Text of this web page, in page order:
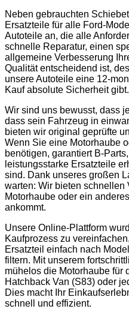
Neben gebrauchten
Ersatzteile für alle Ford-
Autoteile an, die alle
schnelle Reparatur, einen
allgemeine Verbesserung
Qualität entscheidend ist,
unsere Autoteile eine 12-
Kauf absolute Sicherheit gibt.
Wir sind uns bewusst, dass
dass sein Fahrzeug in
bieten wir original geprüfte
Wenn Sie eine Motorhaube
benötigen, garantiert B-
leistungsstarke Ersatzteile
sind. Dank unseres großen
warten: Wir bieten schnellen
Motorhaube oder ein
ankommt.
Unsere Online-Plattform
Kaufprozess zu
Ersatzteil einfach nach
filtern. Mit unserem
mühelos die Motorhaube für
Hatchback Van (S83) oder
Dies macht Ihr
schnell und effizient.